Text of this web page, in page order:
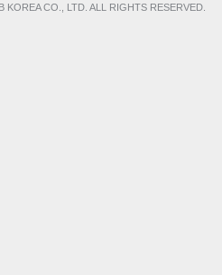
CO., LTD. ALL RIGHTS RESERVED.